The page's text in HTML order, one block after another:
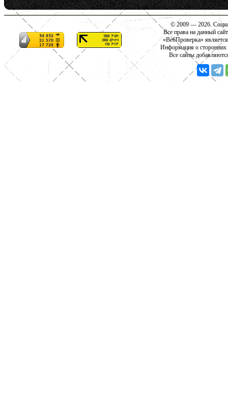
© 2009 — 2026.
Все права на данный
«ВебПроверка»
Информация о сторонних
Все сайты